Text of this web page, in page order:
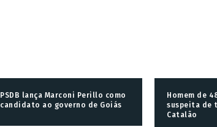
PSDB lança Marconi Perillo como
candidato ao governo de Goiás
Homem de
suspeita de
Catalão